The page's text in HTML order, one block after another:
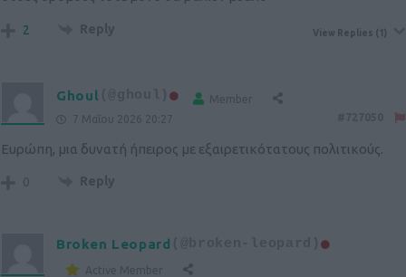
2 Reply View Replies (1)
Ghoul (@ghoul)
Member
7 Μαΐου 2026 20:27
Ευρώπη, μια δυνατή ήπειρος με εξαιρετικότατους πολιτικούς.
0 Reply
Broken Leopard
Active Member